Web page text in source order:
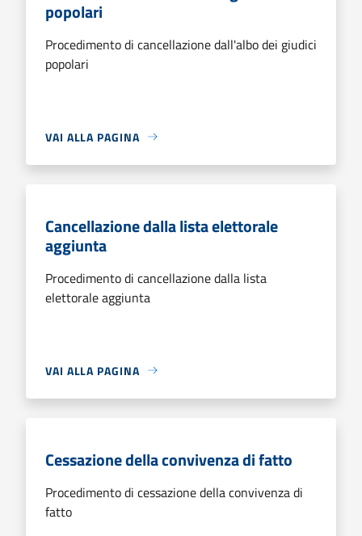
popolari
Procedimento di cancellazione dall'albo dei giudici
popolari
VAI ALLA PAGINA
Cancellazione dalla lista elettorale
aggiunta
Procedimento di cancellazione dalla lista
elettorale aggiunta
VAI ALLA PAGINA
Cessazione della convivenza di fatto
Procedimento di cessazione della convivenza di
fatto